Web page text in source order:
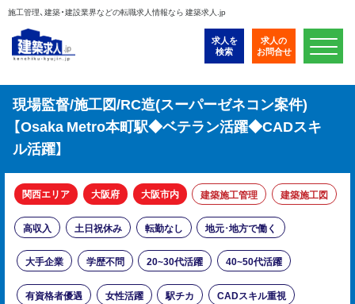
施工管理、建築・建設業界などの転職求人情報なら 建築求人.jp
求人を
検索
求人の
お問合せ
現場監督/施工図/RC造(スーパーゼネコン案件)
【Osaka Metro本町駅◆ベテラン活躍◆CADスキ
ル活躍】
関西エリア 大阪府 大阪市内 建築施工管理 建築施工図
高収入 土日祝休み 転勤なし 地元･地方で働く
大手企業 学歴不問 20~30代活躍 40~50代活躍
有資格者優遇 女性活躍 駅チカ CADスキル重視